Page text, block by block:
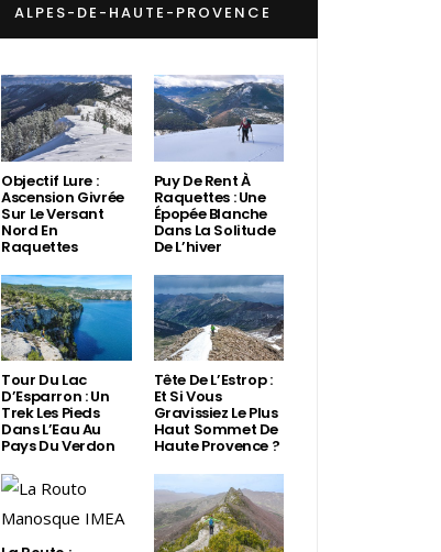
ALPES-DE-HAUTE-PROVENCE
Objectif Lure :
Ascension Givrée
Sur Le Versant
Nord En
Raquettes
Puy De Rent À
Raquettes : Une
Épopée Blanche
Dans La Solitude
De L’hiver
Tour Du Lac
D’Esparron : Un
Trek Les Pieds
Dans L’Eau Au
Pays Du Verdon
Tête De L’Estrop :
Et Si Vous
Gravissiez Le Plus
Haut Sommet De
Haute Provence ?